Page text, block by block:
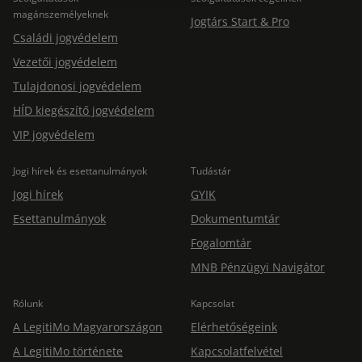
magánszemélyeknek
Családi jogvédelem
Vezetői jogvédelem
Tulajdonosi jogvédelem
HÍD kiegészítő jogvédelem
VIP jogvédelem
Jogtárs Start & Pro
Jogi hírek és esettanulmányok
Jogi hírek
Esettanulmányok
Tudástár
GYIK
Dokumentumtár
Fogalomtár
MNB Pénzügyi Navigátor
Rólunk
A LegitiMo Magyarországon
A LegitiMo története
Kapcsolat
Elérhetőségeink
Kapcsolatfelvétel